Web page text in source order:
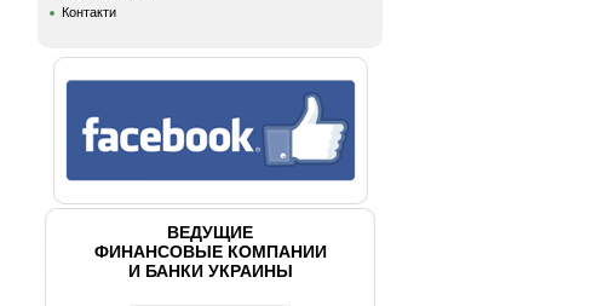
Контакти
ВЕДУЩИЕ
ФИНАНСОВЫЕ КОМПАНИИ
И БАНКИ УКРАИНЫ